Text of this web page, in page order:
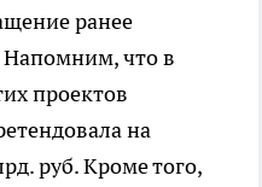
ранее
что в
проектов
на
руб. Кроме того,